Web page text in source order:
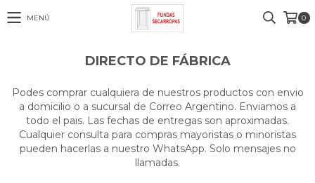
MENÚ 0
DIRECTO DE FÁBRICA
Podes comprar cualquiera de nuestros productos con envio
a domicilio o a sucursal de Correo Argentino. Enviamos a
todo el pais. Las fechas de entregas son aproximadas.
Cualquier consulta para compras mayoristas o minoristas
pueden hacerlas a nuestro WhatsApp. Solo mensajes no
llamadas.